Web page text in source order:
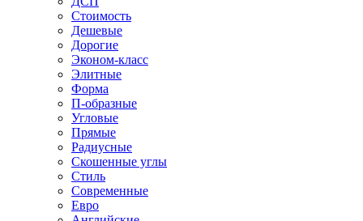
Стоимость
Дешевые
Дорогие
Эконом-класс
Элитные
Форма
П-образные
Угловые
Прямые
Радиусные
Скошенные углы
Стиль
Современные
Евро